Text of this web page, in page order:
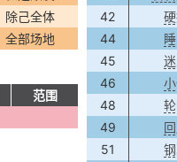
除己全体
全部场地
42
44
45
46
48
49
51
范围